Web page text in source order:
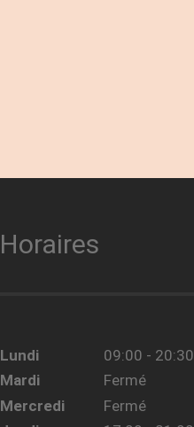
Horaires
Lundi
09:00 - 20:30
Mardi
Fermé
Mercredi
Fermé